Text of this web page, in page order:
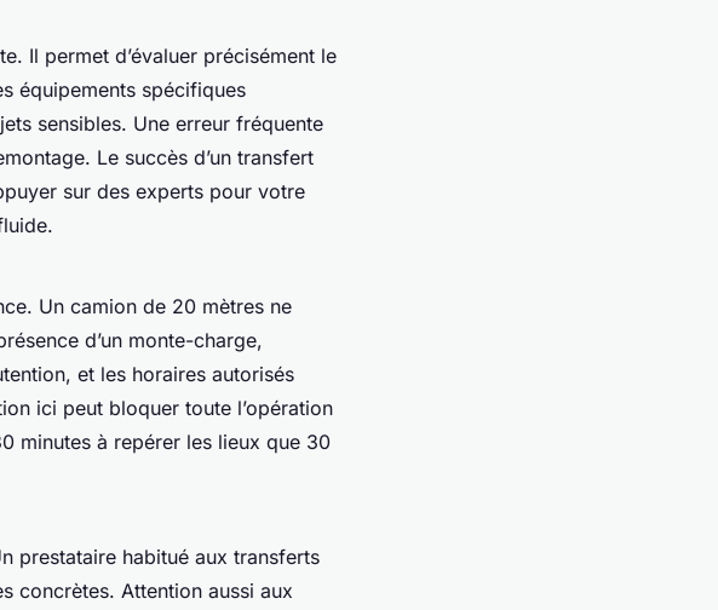
Il permet d’évaluer précisément le
équipements spécifiques
sensibles. Une erreur fréquente
Le succès d’un transfert
sur des experts pour votre
Un camion de 20 mètres ne
d’un monte-charge,
et les horaires autorisés
ici peut bloquer toute l’opération
minutes à repérer les lieux que 30
prestataire habitué aux transferts
concrètes. Attention aussi aux